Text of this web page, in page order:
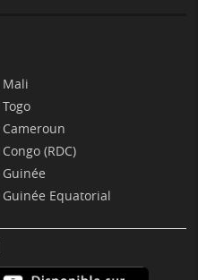
Mali
Togo
Cameroun
Congo (RDC)
Guinée
Guinée Equatorial